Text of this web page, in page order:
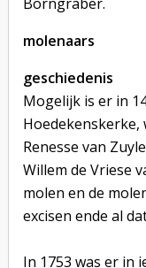
molenaars
geschiedenis
Mogelijk is er in
Hoedekenskerke,
Renesse van
Willem de Vriese
molen en de
excisen ende al
In 1753 was er in